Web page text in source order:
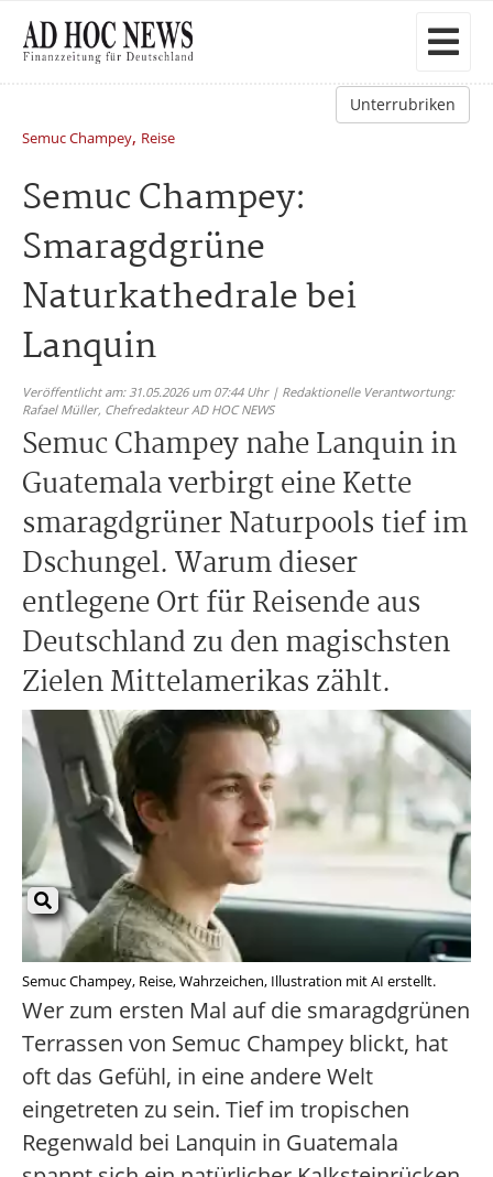
Unterrubriken
Semuc Champey, Reise
Semuc Champey:
Smaragdgrüne
Naturkathedrale bei
Lanquin
Veröffentlicht am: 31.05.2026 um 07:44 Uhr | Redaktionelle Verantwortung:
Rafael Müller, Chefredakteur AD HOC NEWS
Semuc Champey nahe Lanquin in
Guatemala verbirgt eine Kette
smaragdgrüner Naturpools tief im
Dschungel. Warum dieser
entlegene Ort für Reisende aus
Deutschland zu den magischsten
Zielen Mittelamerikas zählt.
Semuc Champey, Reise, Wahrzeichen, Illustration mit AI erstellt.
Wer zum ersten Mal auf die smaragdgrünen
Terrassen von Semuc Champey blickt, hat
oft das Gefühl, in eine andere Welt
eingetreten zu sein. Tief im tropischen
Regenwald bei Lanquin in Guatemala